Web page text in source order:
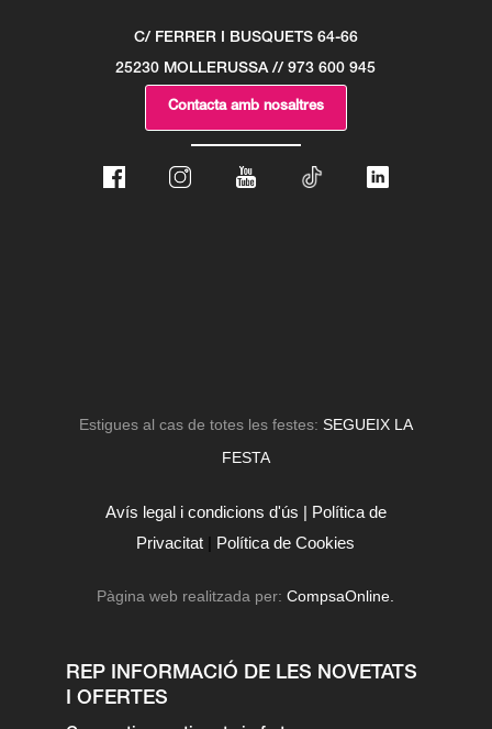
C/ FERRER I BUSQUETS 64-66
25230 MOLLERUSSA // 973 600 945
Contacta amb nosaltres
Estigues al cas de totes les festes: SEGUEIX LA
FESTA
Avís legal i condicions d'ús | Política de
Privacitat | Política de Cookies
Pàgina web realitzada per:CompsaOnline.
REP INFORMACIÓ DE LES NOVETATS
I OFERTES